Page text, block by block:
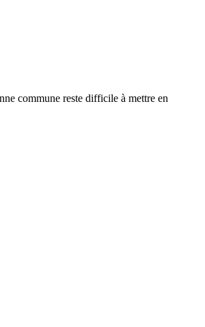
commune reste difficile à mettre en